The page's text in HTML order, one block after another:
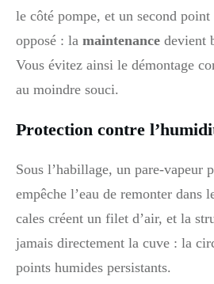
le côté pompe, et un second
opposé : la maintenance devient
Vous évitez ainsi le démontage
au moindre souci.
Protection contre
Sous l’habillage, un pare-vapeur
empêche l’eau de remonter dans
cales créent un filet d’air, et la
jamais directement la cuve : la
points humides persistants.